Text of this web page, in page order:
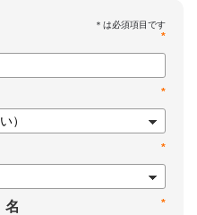
*
*
*
*
名